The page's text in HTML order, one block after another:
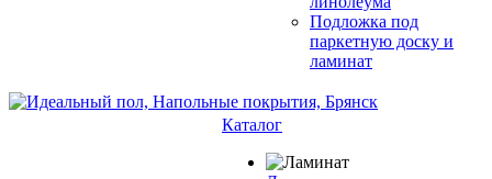
Подложка под
паркетную доску и
ламинат
Каталог